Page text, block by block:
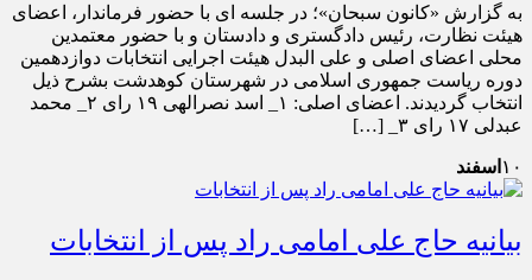
به گزارش «کانون سبحان»؛ در جلسه ای با حضور فرماندار، اعضای
هیئت نظارت، رئیس دادگستری و دادستان و با حضور معتمدین
محلی اعضای اصلی و علی البدل هیئت اجرایی انتخابات دوازدهمین
دوره ریاست جمهوری اسلامی در شهرستان کوهدشت بشرح ذیل
انتخاب گردیدند. اعضای اصلی: ۱_ اسد نصرالهی ۱۹ رای ۲_ محمد
عبدلی ۱۷ رای ۳_ […]
۱۰ اسفند
بیانیه حاج علی امامی راد پس از انتخابات